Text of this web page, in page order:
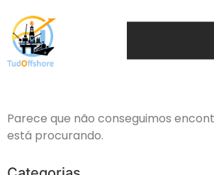
Parece que não conseguimos
está procurando.